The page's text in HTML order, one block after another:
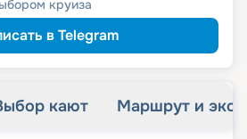
круиза
в Telegram
кают Маршрут и